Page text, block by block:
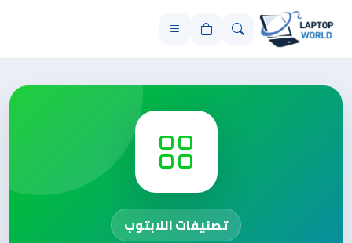
تصنيفات اللابتوب